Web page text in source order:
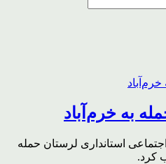
به خرم‌آباد
استانداری لرستان حمله
کرد.